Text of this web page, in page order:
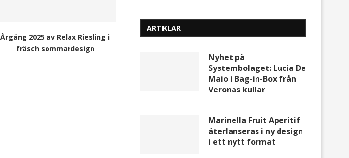
Årgång 2025 av Relax Riesling i
fräsch sommardesign
Ny design för Casalforte
Ekologisk Tropical
ARTIKLAR
Nyhet på
Systembolaget: Lucia De
Maio i Bag-in-Box från
Veronas kullar
Marinella Fruit Aperitif
återlanseras i ny design
i ett nytt format